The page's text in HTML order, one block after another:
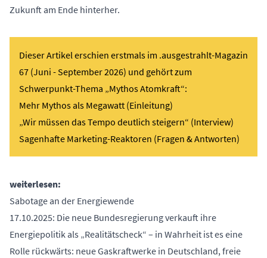
Zukunft am Ende hinterher.
Dieser Artikel erschien erstmals im .ausgestrahlt-Magazin
67 (Juni - September 2026) und gehört zum
Schwerpunkt-Thema „Mythos Atomkraft“:
Mehr Mythos als Megawatt (Einleitung)
„Wir müssen das Tempo deutlich steigern“ (Interview)
Sagenhafte Marketing-Reaktoren (Fragen & Antworten)
weiterlesen:
Sabotage an der Energiewende
17.10.2025: Die neue Bundesregierung verkauft ihre
Energiepolitik als „Realitätscheck“ – in Wahrheit ist es eine
Rolle rückwärts: neue Gaskraftwerke in Deutschland, freie